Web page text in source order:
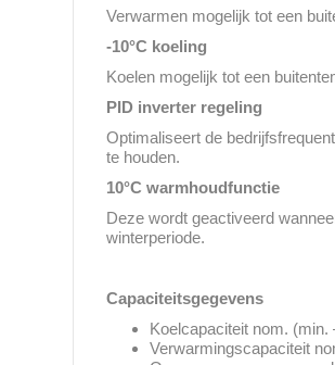
Verwarmen mogelijk tot een
-10°C koeling
Koelen mogelijk tot een
PID inverter regeling
Optimaliseert de
te houden.
10°C warmhoudfunctie
Deze wordt geactiveerd
winterperiode.
Capaciteitsgegevens
Koelcapaciteit nom.
Verwarmingscapaciteit